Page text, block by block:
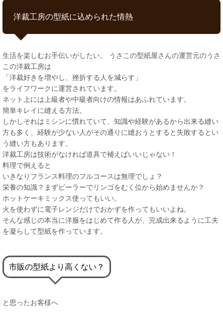
洋裁工房の型紙に込められた情熱
生活を楽しむお手伝いがしたい。 うさこの型紙屋さんの運営元のうさ
この洋裁工房は
「洋裁好きを増やし、挫折する人を減らす」
をライフワークに運営されています。
ネット上には上級者や中級者向けの情報はあふれています。
簡単キレイに縫える方法。
しかしそれはミシンに慣れていて、知識や経験があるから出来る縫い
方も多く、経験が少ない人がその通りに縫おうとすると失敗するとい
う縫い方もあります。
洋裁工房は技術がなければ道具で補えばいいじゃない！
料理で例えると
いきなりフランス料理のフルコースは無理でしょ？
栄養の知識？まずピーラーでリンゴをむく位から始めませんか？
ホットケーキミックス使ってもいい。
火を使わずに電子レンジだけでおかずを作ってもいいよね。
そんな感じの本当に洋服をはじめて作る人が、完成出来るように工夫
を凝らして型紙を作っています。
市販の型紙より高くない？
と思ったお客様へ